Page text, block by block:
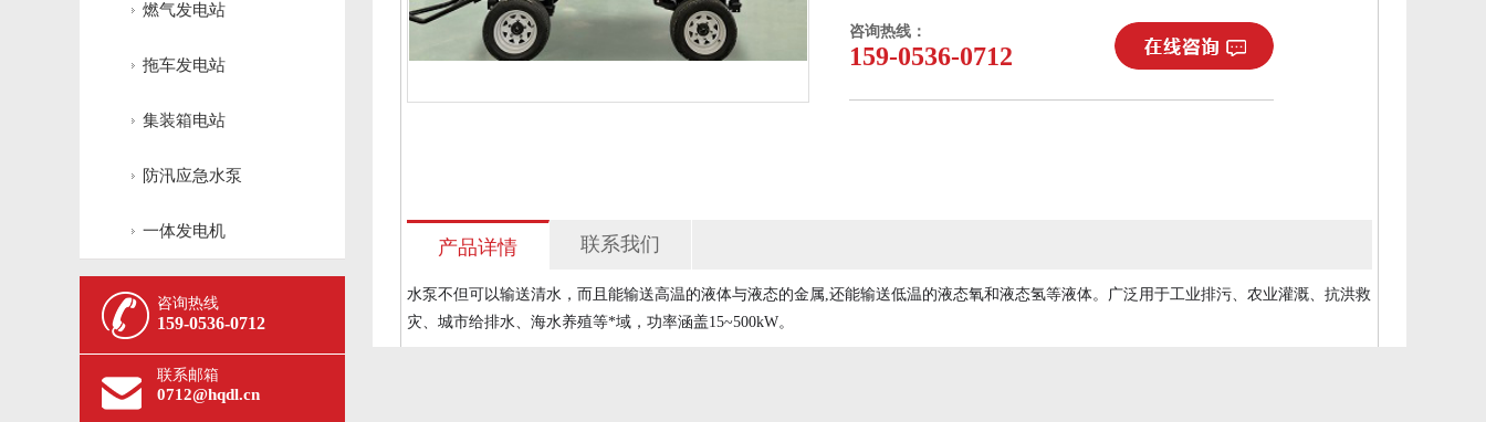
燃气发电站
拖车发电站
集装箱电站
防汛应急水泵
一体发电机
咨询热线
159-0536-0712
联系邮箱
0712@hqdl.cn
咨询热线：
159-0536-0712
产品详情 联系我们
水泵不但可以输送清水，而且能输送高温的液体与液态的金属,还能输送低温的液态氧和液态氢等液体。广泛用于工业排污、农业灌溉、抗洪救
灾、城市给排水、海水养殖等*域，功率涵盖15~500kW。